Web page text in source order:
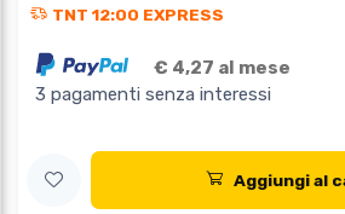
TNT 12:00 EXPRESS
€ 4,27 al mese
3 pagamenti senza interessi
Aggiungi al